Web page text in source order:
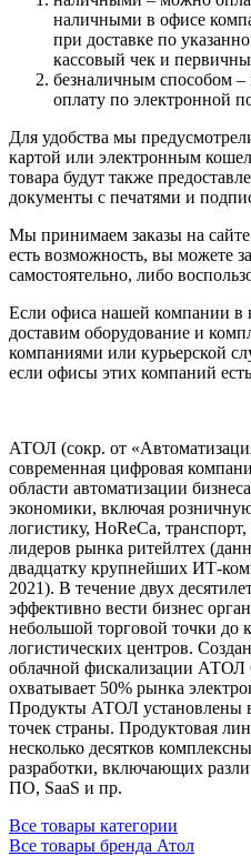
наличными в офисе
при доставке по
кассовый чек и
безналичным способом –
оплату по электронной
Для удобства мы
картой или электронным
товара будут также
документы с печатями и
Мы принимаем заказы на
есть возможность, вы можете
самостоятельно, либо
Если офиса нашей компании в
доставим оборудование и
компаниями или курьерской
если офисы этих компаний
АТОЛ (сокр. от
современная цифровая
области автоматизации
экономики, включая
логистику, HoReCa,
лидеров рынка ритейлтех
двадцатку крупнейших ИТ-
2021). В течение двух
эффективно вести бизнес
небольшой торговой точки до
логистических центров.
облачной фискализации
охватывает 50% рынка
Продукты АТОЛ установлены
точек страны. Продуктовая
несколько десятков
разработки, включающих
ПО, SaaS и пр.
Все товары категории
Все товары бренда Атол